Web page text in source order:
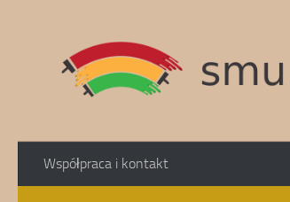
Współpraca i kontakt